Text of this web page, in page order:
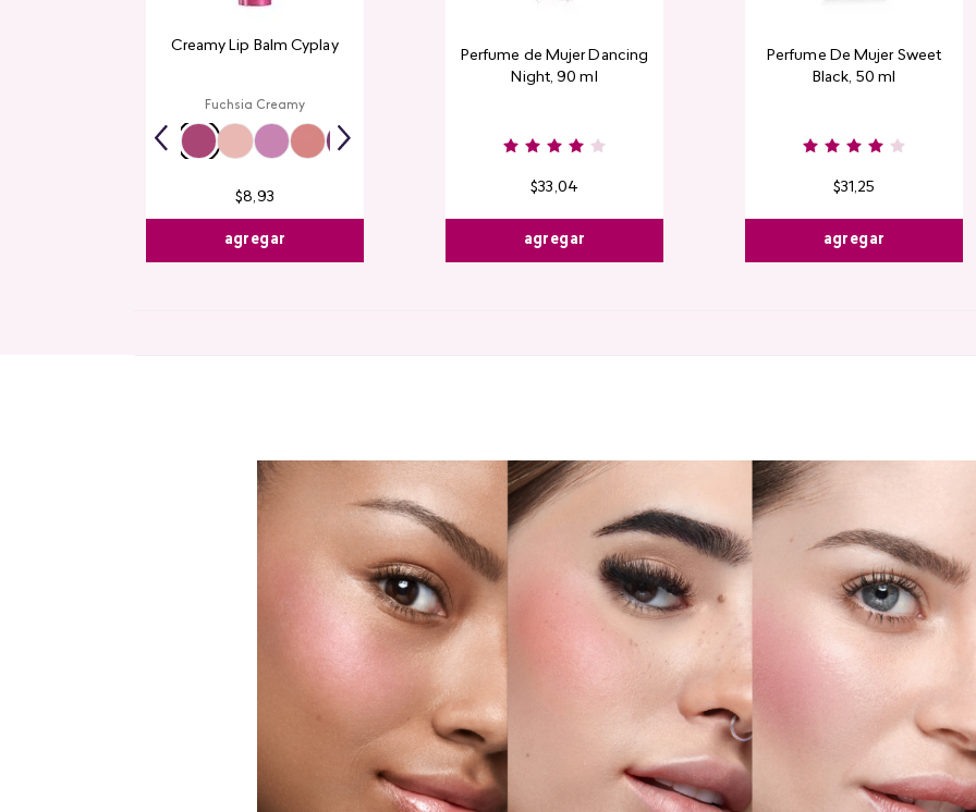
Creamy Lip Balm Cyplay
Fuchsia Creamy
$8,93
agregar
Perfume de Mujer Dancing
Night, 90 ml
$33 ,04
agregar
Perfume De Mujer Sweet
Black, 50 ml
$31,25
agregar
Burgundy
Rose